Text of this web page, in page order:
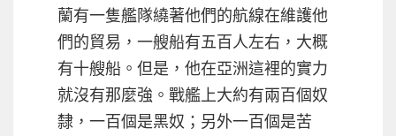
蘭有一隻艦隊繞著他們的航線在維護他
們的貿易，一艘船有五百人左右，大概
有十艘船。但是，他在亞洲這裡的實力
就沒有那麼強。戰艦上大約有兩百個奴
隸，一百個是黑奴；另外一百個是苦